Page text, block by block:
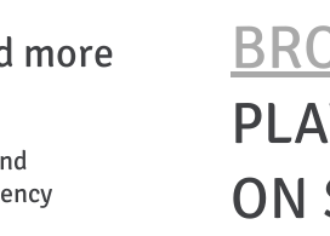
more
ON